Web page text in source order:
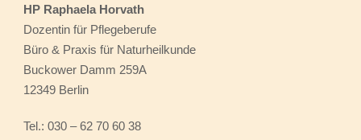
HP Raphaela Horvath
Dozentin für Pflegeberufe
Büro & Praxis für Naturheilkunde
Buckower Damm 259A
12349 Berlin
Tel.: 030 – 62 70 60 38